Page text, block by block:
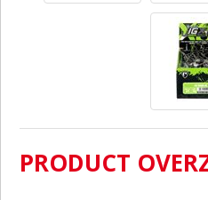
PRODUCT